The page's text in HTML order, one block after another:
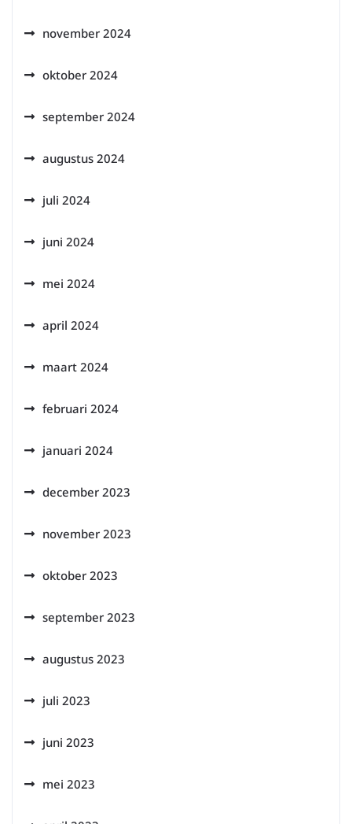
november 2024
oktober 2024
september 2024
augustus 2024
juli 2024
juni 2024
mei 2024
april 2024
maart 2024
februari 2024
januari 2024
december 2023
november 2023
oktober 2023
september 2023
augustus 2023
juli 2023
juni 2023
mei 2023